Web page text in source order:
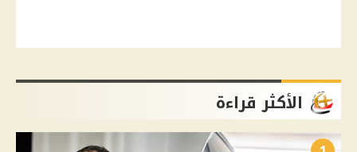
الأكثر قراءة